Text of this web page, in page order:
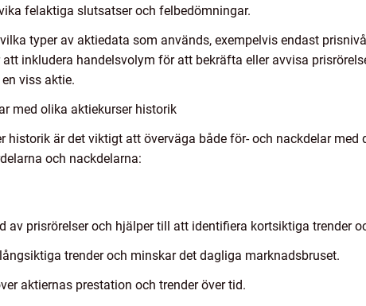
felaktiga slutsatser och felbedömningar.
typer av aktiedata som används, exempelvis endast
inkludera handelsvolym för att bekräfta eller avvisa
viss aktie.
med olika aktiekurser historik
är det viktigt att överväga både för- och nackdelar med
och nackdelarna:
av prisrörelser och hjälper till att identifiera kortsiktiga trender
trender och minskar det dagliga marknadsbruset.
aktiernas prestation och trender över tid.